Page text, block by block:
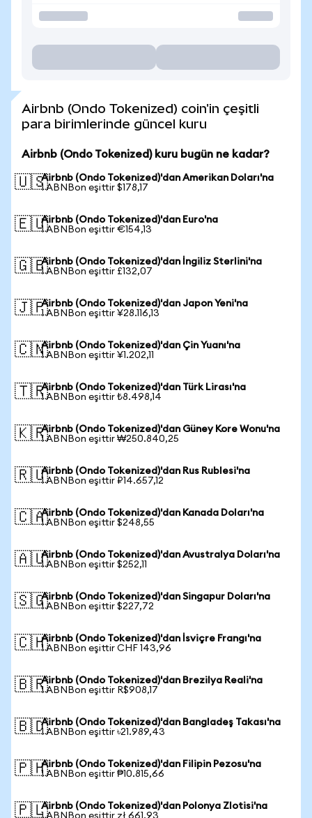
Airbnb (Ondo Tokenized) coin'in çeşitli
para birimlerinde güncel kuru
Airbnb (Ondo Tokenized) kuru bugün ne kadar?
🇺🇸Airbnb (Ondo Tokenized)'dan Amerikan Doları'na
1 ABNBon eşittir $178,17
🇪🇺Airbnb (Ondo Tokenized)'dan Euro'na
1 ABNBon eşittir €154,13
🇬🇧Airbnb (Ondo Tokenized)'dan İngiliz Sterlini'na
1 ABNBon eşittir £132,07
🇯🇵Airbnb (Ondo Tokenized)'dan Japon Yeni'na
1 ABNBon eşittir ¥28.116,13
🇨🇳Airbnb (Ondo Tokenized)'dan Çin Yuanı'na
1 ABNBon eşittir ¥1.202,11
🇹🇷Airbnb (Ondo Tokenized)'dan Türk Lirası'na
1 ABNBon eşittir ₺8.498,14
🇰🇷Airbnb (Ondo Tokenized)'dan Güney Kore Wonu'na
1 ABNBon eşittir ₩250.840,25
🇷🇺Airbnb (Ondo Tokenized)'dan Rus Rublesi'na
1 ABNBon eşittir ₽14.657,12
🇨🇦Airbnb (Ondo Tokenized)'dan Kanada Doları'na
1 ABNBon eşittir $248,55
🇦🇺Airbnb (Ondo Tokenized)'dan Avustralya Doları'na
1 ABNBon eşittir $252,11
🇸🇬Airbnb (Ondo Tokenized)'dan Singapur Doları'na
1 ABNBon eşittir $227,72
🇨🇭Airbnb (Ondo Tokenized)'dan İsviçre Frangı'na
1 ABNBon eşittir CHF 143,96
🇧🇷Airbnb (Ondo Tokenized)'dan Brezilya Reali'na
1 ABNBon eşittir R$908,17
🇧🇩Airbnb (Ondo Tokenized)'dan Bangladeş Takası'na
1 ABNBon eşittir ৳21.989,43
🇵🇭Airbnb (Ondo Tokenized)'dan Filipin Pezosu'na
1 ABNBon eşittir ₱10.815,66
🇵🇱Airbnb (Ondo Tokenized)'dan Polonya Zlotisi'na
1 ABNBon eşittir zł 661,93